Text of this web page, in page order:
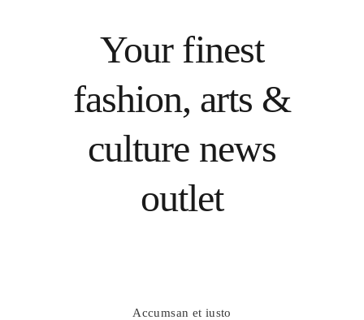
Your finest
fashion, arts &
culture news
outlet
Accumsan et iusto